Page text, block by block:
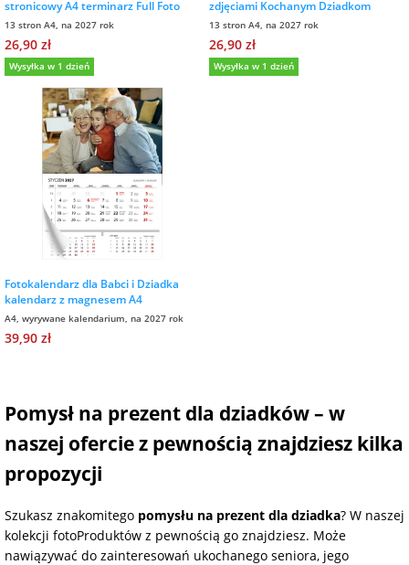
stronicowy A4 terminarz Full Foto
13 stron A4, na 2027 rok
26,90 zł
Wysyłka w 1 dzień
zdjęciami Kochanym Dziadkom
13 stron A4, na 2027 rok
26,90 zł
Wysyłka w 1 dzień
Fotokalendarz dla Babci i Dziadka
kalendarz z magnesem A4
A4, wyrywane kalendarium, na 2027 rok
39,90 zł
Pomysł na prezent dla dziadków – w
naszej ofercie z pewnością znajdziesz kilka
propozycji
Szukasz znakomitego pomysłu na prezent dla dziadka? W naszej
kolekcji fotoProduktów z pewnością go znajdziesz. Może
nawiązywać do zainteresowań ukochanego seniora, jego